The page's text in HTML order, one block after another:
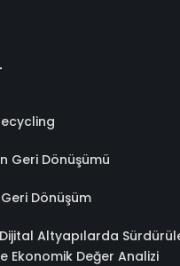
Geri Dönüşümü
Dönüşüm
Altyapılarda
Ekonomik Değer Analizi